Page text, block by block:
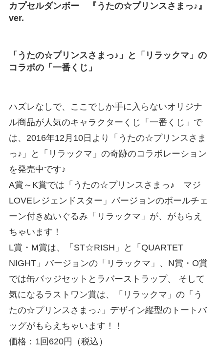
カプセルダンボー 『うたの☆プリンスさまっ♪』
ver.
「うたの☆プリンスさまっ♪」と「リラックマ」の
コラボの「一番くじ」
ハズレなしで、ここでしか手に入らないオリジナ
ル商品が人気のキャラクターくじ「一番くじ」で
は、2016年12月10日より「うたの☆プリンスさま
っ♪」と「リラックマ」の奇跡のコラボレーション
を発売中です♪
A賞～K賞では「うたの☆プリンスさまっ♪ マジ
LOVEレジェンドスター」バージョンのボールチェ
ーン付きぬいぐるみ「リラックマ」が、がもらえ
ちゃいます！
L賞・M賞は、「ST☆RISH」と「QUARTET
NIGHT」バージョンの「リラックマ」、N賞・O賞
では缶バッジセットとラバーストラップ、 そして
気になるラストワン賞は、「リラックマ」の「う
たの☆プリンスさまっ♪」デザイン縦型のトートバ
ッグがもらえちゃいます！！
価格：1回620円（税込）